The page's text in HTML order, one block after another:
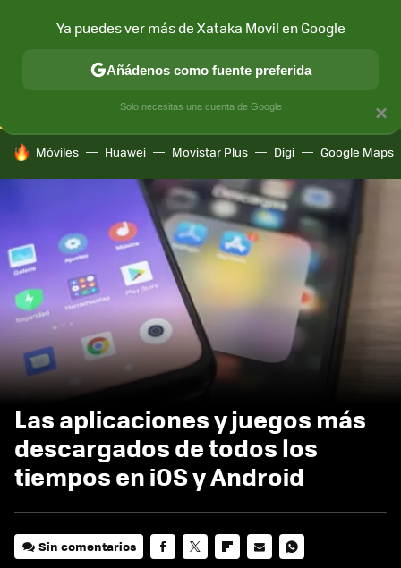
CONECTIVIDAD MÓVIL Y SOCIEDAD APLICACIONES
HOY SE HABLA DE
Móviles Huawei Movistar Plus Digi Google Maps
Las aplicaciones y juegos más
descargados de todos los
tiempos en iOS y Android
Sin comentarios
×
Ya puedes ver más de Xataka Movil en Google
Añádenos como fuente preferida
Solo necesitas una cuenta de Google